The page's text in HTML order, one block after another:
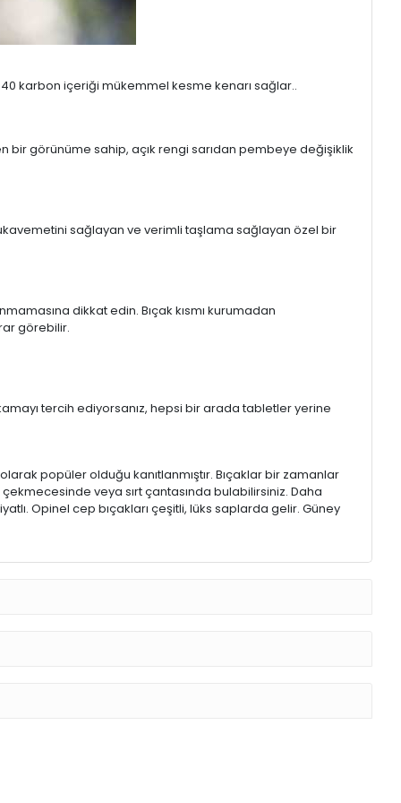
karbon içeriği mükemmel kesme kenarı sağlar..
bir görünüme sahip, açık rengi sarıdan pembeye değişiklik
sağlayan ve verimli taşlama sağlayan özel bir
dikkat edin. Bıçak kısmı kurumadan
görebilir.
tercih ediyorsanız, hepsi bir arada tabletler yerine
popüler olduğu kanıtlanmıştır. Bıçaklar bir zamanlar
veya sırt çantasında bulabilirsiniz. Daha
Opinel cep bıçakları çeşitli, lüks saplarda gelir. Güney